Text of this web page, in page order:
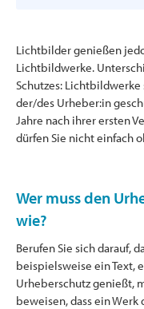
Lichtbilder genießen
Lichtbildwerke.
Schutzes: Lichtbildwerke
der/des Urheber:in
Jahre nach ihrer ersten
dürfen Sie nicht einfach
Wer muss den
wie?
Berufen Sie sich darauf,
beispielsweise ein Text,
Urheberschutz genießt,
beweisen, dass ein